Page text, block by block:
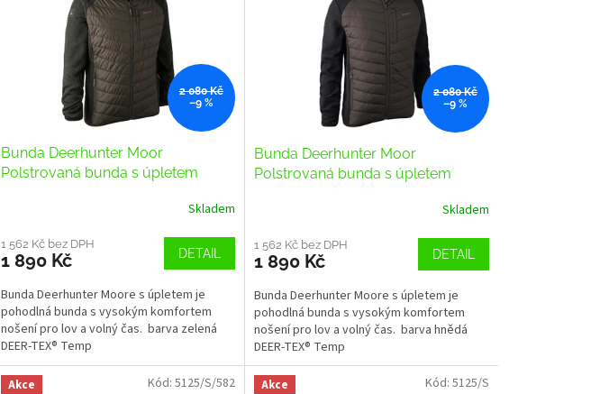
2 080 Kč
–9 %
Bunda Deerhunter Moor
Polstrovaná bunda s úpletem
Skladem
1 562 Kč bez DPH
1 890 Kč DETAIL
Bunda Deerhunter Moore s úpletem je
pohodlná bunda s vysokým komfortem
nošení pro lov a volný čas. barva zelená
DEER-TEX® Temp
2 080 Kč
–9 %
Bunda Deerhunter Moor
Polstrovaná bunda s úpletem
Skladem
1 562 Kč bez DPH
1 890 Kč DETAIL
Bunda Deerhunter Moore s úpletem je
pohodlná bunda s vysokým komfortem
nošení pro lov a volný čas. barva hnědá
DEER-TEX® Temp
Akce Kód: 5125/S/582 Akce Kód: 5125/S